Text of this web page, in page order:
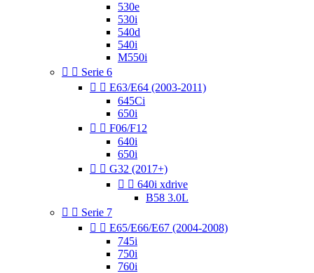
530e
530i
540d
540i
M550i
  Serie 6
  E63/E64 (2003-2011)
645Ci
650i
  F06/F12
640i
650i
  G32 (2017+)
  640i xdrive
B58 3.0L
  Serie 7
  E65/E66/E67 (2004-2008)
745i
750i
760i